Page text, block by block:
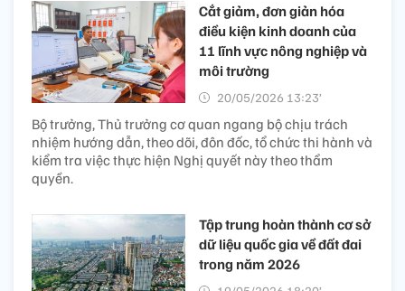
Cắt giảm, đơn giản hóa
điều kiện kinh doanh của
11 lĩnh vực nông nghiệp và
môi trường
20/05/2026 13:23’
Bộ trưởng, Thủ trưởng cơ quan ngang bộ chịu trách
nhiệm hướng dẫn, theo dõi, đôn đốc, tổ chức thi hành và
kiểm tra việc thực hiện Nghị quyết này theo thẩm
quyền.
Tập trung hoàn thành cơ sở
dữ liệu quốc gia về đất đai
trong năm 2026